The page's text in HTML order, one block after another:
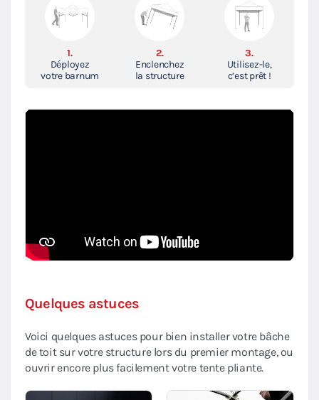
1.
Déployez
votre barnum
2.
Enclenchez
la structure
3.
Utilisez-le,
c’est prêt !
Quelques astuces
Voici quelques astuces pour bien installer votre bâche
de toit sur votre structure lors du premier montage, ou
ouvrir encore plus facilement votre tente pliante.